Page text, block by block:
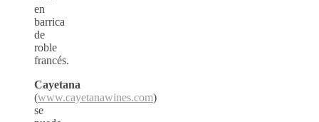
en
barrica
de
roble
francés.
Cayetana
(www.cayetanawines.com)
se